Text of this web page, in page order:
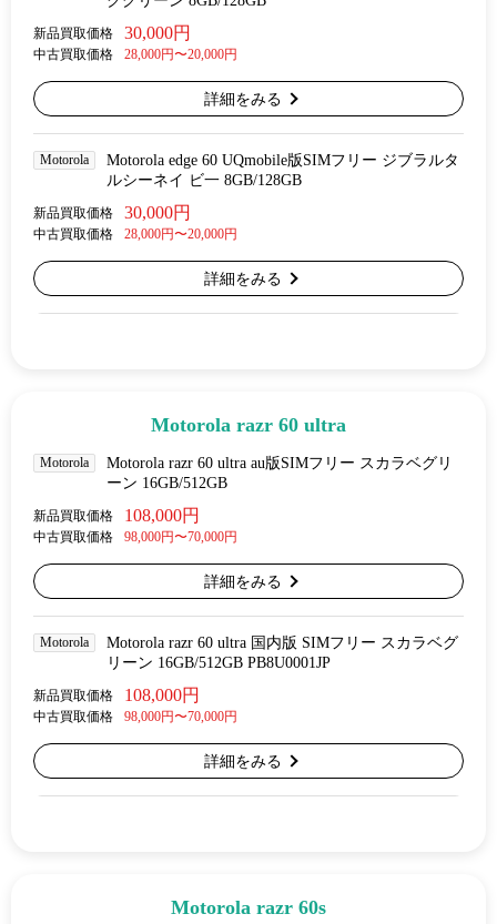
新品買取価格 30,000円
中古買取価格 28,000円〜20,000円
詳細をみる
Motorola
Motorola edge 60 UQmobile版SIMフリー ジブラルタ
ルシーネイ ビ一 8GB/128GB
新品買取価格 30,000円
中古買取価格 28,000円〜20,000円
詳細をみる
Motorola razr 60 ultra
Motorola
Motorola razr 60 ultra au版SIMフリー スカラベグリ
ーン 16GB/512GB
新品買取価格 108,000円
中古買取価格 98,000円〜70,000円
詳細をみる
Motorola
Motorola razr 60 ultra 国内版 SIMフリー スカラベグ
リーン 16GB/512GB PB8U0001JP
新品買取価格 108,000円
中古買取価格 98,000円〜70,000円
詳細をみる
Motorola razr 60s